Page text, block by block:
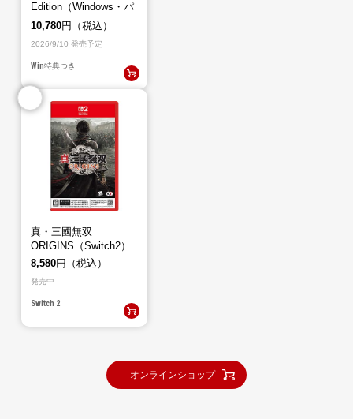
Edition（Windows・パ
ッケージ版）
10,780円（税込）
2026/9/10 発売予定
Win特典つき
真・三國無双
ORIGINS（Switch2）
8,580円（税込）
発売中
Switch 2
オンラインショップ